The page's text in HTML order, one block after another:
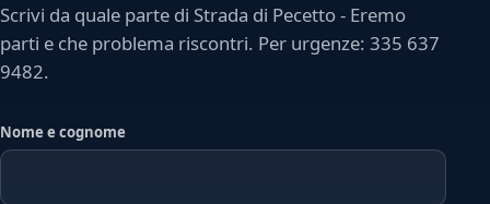
Scrivi da quale parte di Strada di Pecetto - Eremo
parti e che problema riscontri. Per urgenze: 335 637
9482.
Nome e cognome